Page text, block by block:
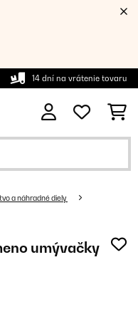
14 dní na vrátenie tovaru
a náhradné diely
umývačky